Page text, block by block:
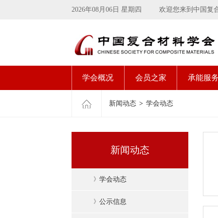
2026年08月06日 星期四 欢迎您来到中国复
学会概况 会员之家 承能服
新闻动态 > 学会动态
新闻动态
》 学会动态
》 公示信息